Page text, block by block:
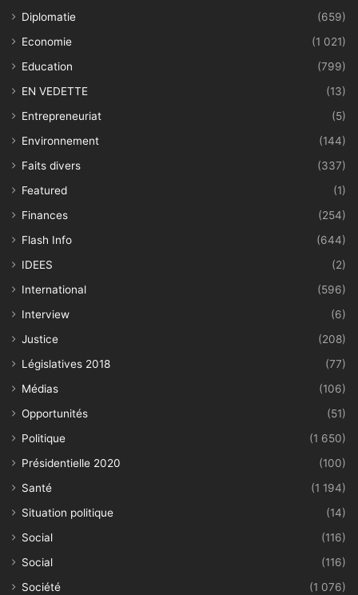
Diplomatie
(659)
Economie
(1 021)
Education
(799)
EN VEDETTE
(13)
Entrepreneuriat
(5)
Environnement
(144)
Faits divers
(337)
Featured
(1)
Finances
(254)
Flash Info
(644)
IDEES
(2)
International
(596)
Interview
(6)
Justice
(208)
Législatives 2018
(77)
Médias
(106)
Opportunités
(51)
Politique
(1 650)
Présidentielle 2020
(100)
Santé
(1 194)
Situation politique
(14)
Social
(116)
Social
(116)
Société
(1 076)